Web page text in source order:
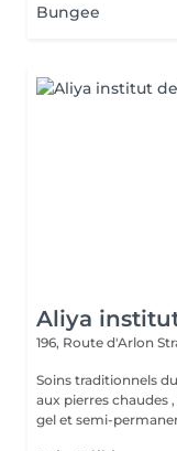
Bungee
Aliya
196, Route d'Arlon
Soins traditionnels
aux pierres chaudes
gel et semi-